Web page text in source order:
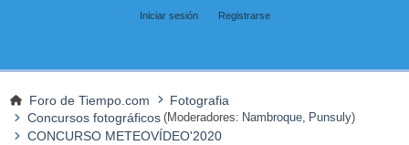
Iniciar sesión Registrarse
Foro de Tiempo.com
Fotografia
Concursos fotográficos (Moderadores: Nambroque, Punsuly)
CONCURSO METEOVÍDEO'2020